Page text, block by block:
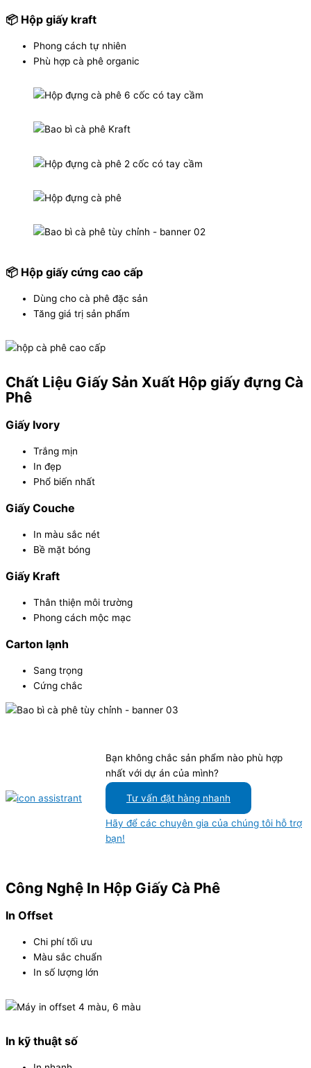
📦 Hộp giấy kraft
Phong cách tự nhiên
Phù hợp cà phê organic
📦 Hộp giấy cứng cao cấp
Dùng cho cà phê đặc sản
Tăng giá trị sản phẩm
Chất Liệu Giấy Sản Xuất Hộp giấy đựng Cà
Phê
Giấy Ivory
Trắng mịn
In đẹp
Phổ biến nhất
Giấy Couche
In màu sắc nét
Bề mặt bóng
Giấy Kraft
Thân thiện môi trường
Phong cách mộc mạc
Carton lạnh
Sang trọng
Cứng chắc
Bạn không chắc sản phẩm nào phù hợp
nhất với dự án của mình?
Tư vấn đặt hàng nhanh
Hãy để các chuyên gia của chúng tôi hỗ trợ
bạn!
Công Nghệ In Hộp Giấy Cà Phê
In Offset
Chi phí tối ưu
Màu sắc chuẩn
In số lượng lớn
In kỹ thuật số